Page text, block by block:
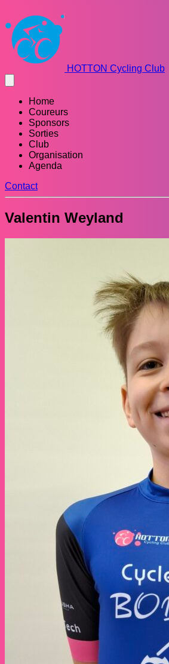
HOTTON Cycling Club
Home
Coureurs
Sponsors
Sorties
Club
Organisation
Agenda
Contact
Valentin Weyland